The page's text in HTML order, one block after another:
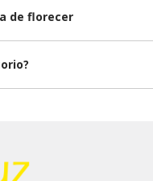
de florecer